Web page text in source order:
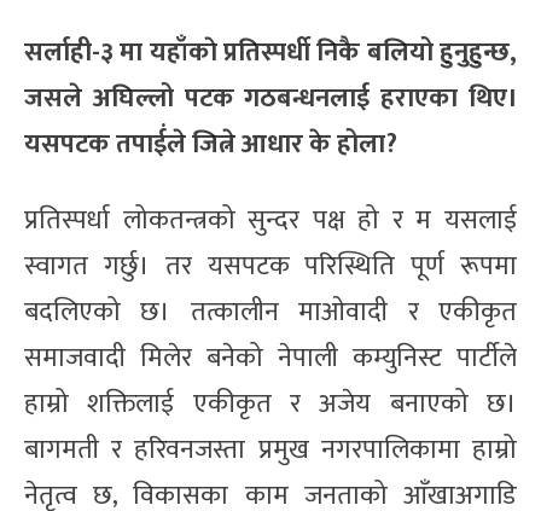
सर्लाही-३ मा यहाँकाे प्रतिस्पर्धी निकै बलियो हुनुहुन्छ,
जसले अघिल्लो पटक गठबन्धनलाई हराएका थिए।
यसपटक तपाई‌ंले जित्ने आधार के होला?
प्रतिस्पर्धा लोकतन्त्रको सुन्दर पक्ष हो र म यसलाई
स्वागत गर्छु। तर यसपटक परिस्थिति पूर्ण रूपमा
बदलिएको छ। तत्कालीन माओवादी र एकीकृत
समाजवादी मिलेर बनेको नेपाली कम्युनिस्ट पार्टीले
हाम्रो शक्तिलाई एकीकृत र अजेय बनाएको छ।
बागमती र हरिवनजस्ता प्रमुख नगरपालिकामा हाम्रो
नेतृत्व छ, विकासका काम जनताको आँखाअगाडि